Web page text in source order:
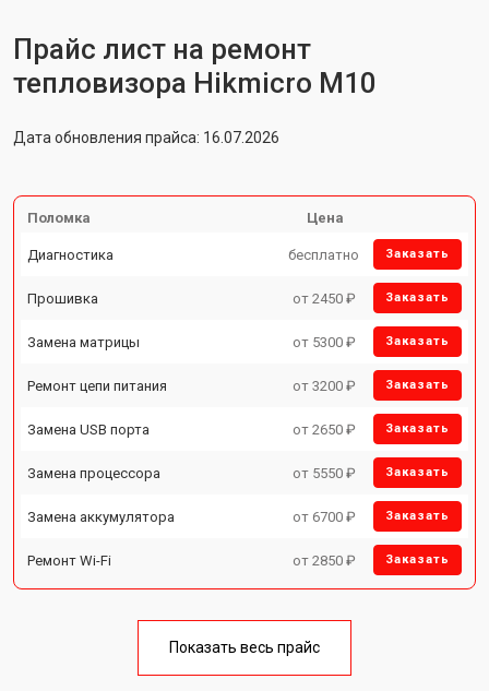
Прайс лист на ремонт
тепловизора Hikmicro M10
Дата обновления прайса: 16.07.2026
Поломка Цена
Диагностика бесплатно Заказать
Прошивка от 2450 ₽ Заказать
Замена матрицы от 5300 ₽ Заказать
Ремонт цепи питания от 3200 ₽ Заказать
Замена USB порта от 2650 ₽ Заказать
Замена процессора от 5550 ₽ Заказать
Замена аккумулятора от 6700 ₽ Заказать
Ремонт Wi-Fi от 2850 ₽ Заказать
Показать весь прайс